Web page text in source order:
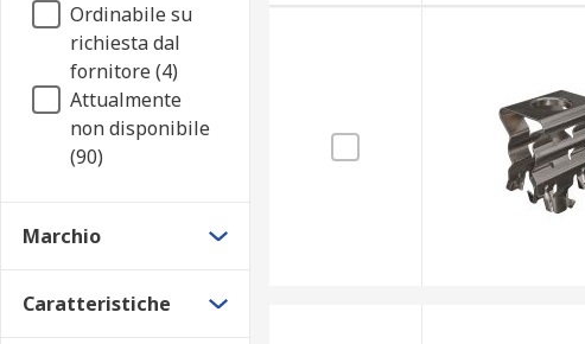
Ordinabile su
richiesta dal
fornitore (4)
Attualmente
non disponibile
(90)
Marchio
Caratteristiche